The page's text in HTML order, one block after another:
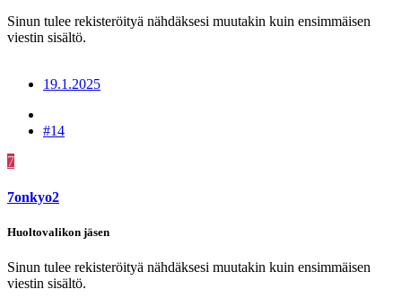
Sinun tulee rekisteröityä nähdäksesi muutakin kuin ensimmäisen
viestin sisältö.
19.1.2025
#14
7
7onkyo2
Huoltovalikon jäsen
Sinun tulee rekisteröityä nähdäksesi muutakin kuin ensimmäisen
viestin sisältö.